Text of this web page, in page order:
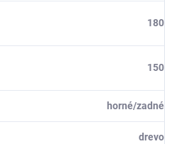
180
150
horné/zadné
drevo